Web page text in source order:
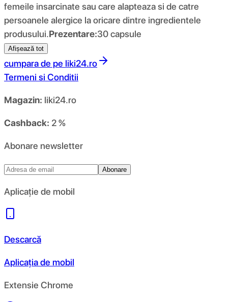
femeile insarcinate sau care alapteaza si de catre
persoanele alergice la oricare dintre ingredientele
produsului.Prezentare:30 capsule
Afișează tot
cumpara de pe liki24.ro
Termeni si Conditii
Magazin: liki24.ro
Cashback: 2 %
Abonare newsletter
Abonare
Aplicație de mobil
Descarcă
Aplicația de mobil
Extensie Chrome